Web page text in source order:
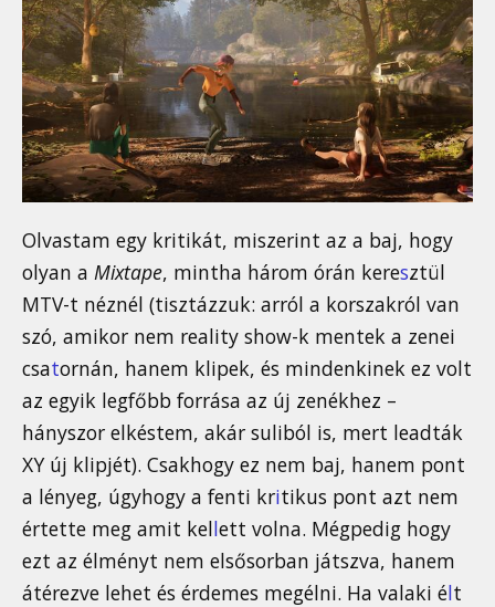
Olvastam egy kritikát, miszerint az a baj, hogy
olyan a Mixtape, mintha három órán keresztül
MTV-t néznél (tisztázzuk: arról a korszakról van
szó, amikor nem reality show-k mentek a zenei
csatornán, hanem klipek, és mindenkinek ez volt
az egyik legfőbb forrása az új zenékhez –
hányszor elkéstem, akár suliból is, mert leadták
XY új klipjét). Csakhogy ez nem baj, hanem pont
a lényeg, úgyhogy a fenti kritikus pont azt nem
értette meg amit kellett volna. Mégpedig hogy
ezt az élményt nem elsősorban játszva, hanem
átérezve lehet és érdemes megélni. Ha valaki élt